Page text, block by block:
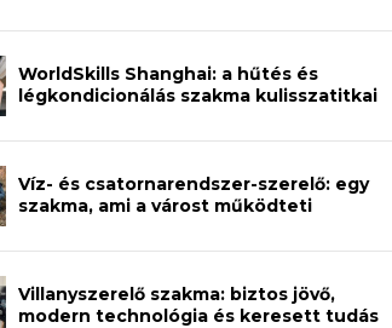
WorldSkills Shanghai: a hűtés és
légkondicionálás szakma kulisszatitkai
Víz- és csatornarendszer-szerelő: egy
szakma, ami a várost működteti
Villanyszerelő szakma: biztos jövő,
modern technológia és keresett tudás